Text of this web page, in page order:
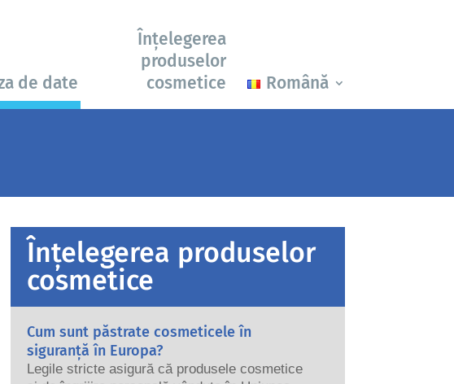
de date
Înțelegerea
produselor
cosmetice
Română
Înțelegerea produselor
cosmetice
Cum sunt păstrate cosmeticele în
siguranță în Europa?
Legile stricte asigură că produsele cosmetice